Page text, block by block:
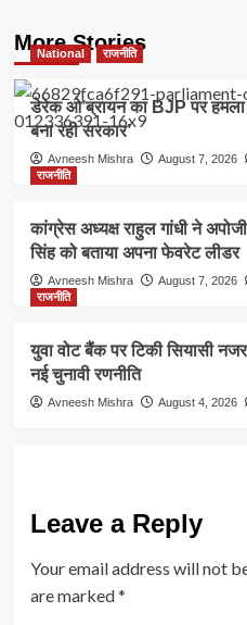
More Stories
National राजनीति
डेरेक ओ’ब्रायन का BJP पर
बना रही सरकार’
Avneesh Mishra August 7, 2026
राजनीति
कांग्रेस अध्यक्ष राहुल गांधी ने
सिंह को बताया अपना फेवरेट लीडर
Avneesh Mishra August 7, 2026
राजनीति
युवा वोट बैंक पर टिकी सियासी
नई चुनावी रणनीति
Avneesh Mishra August 4, 2026
Leave a Reply
Your email address will not
are marked*